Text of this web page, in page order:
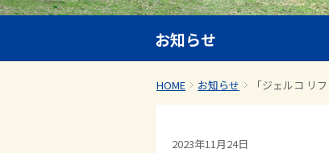
お知らせ
HOME お知らせ 「ジェルコ リ
2023年11月24日